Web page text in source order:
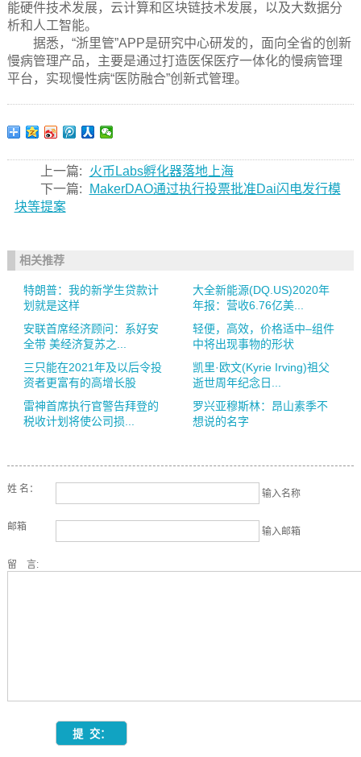
能硬件技术发展，云计算和区块链技术发展，以及大数据分
析和人工智能。
据悉，“浙里管”APP是研究中心研发的，面向全省的创新
慢病管理产品，主要是通过打造医保医疗一体化的慢病管理
平台，实现慢性病“医防融合”创新式管理。
上一篇:
火币Labs孵化器落地上海
下一篇:
MakerDAO通过执行投票批准Dai闪电发行模
块等提案
相关推荐
特朗普：我的新学生贷款计
划就是这样
大全新能源(DQ.US)2020年
年报：营收6.76亿美...
安联首席经济顾问：系好安
全带 美经济复苏之...
轻便，高效，价格适中–组件
中将出现事物的形状
三只能在2021年及以后令投
资者更富有的高增长股
凯里·欧文(Kyrie Irving)祖父
逝世周年纪念日...
雷神首席执行官警告拜登的
税收计划将使公司损...
罗兴亚穆斯林：昂山素季不
想说的名字
姓 名： 输入名称
邮箱 输入邮箱
留 言: